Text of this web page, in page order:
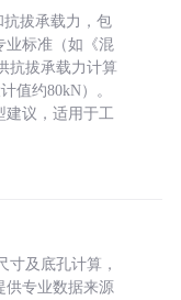
拔承载力，包
业标准（如《混
抗拔承载力计算
值约80kN）。
建议，适用于工
寸及底孔计算，
供专业数据来源